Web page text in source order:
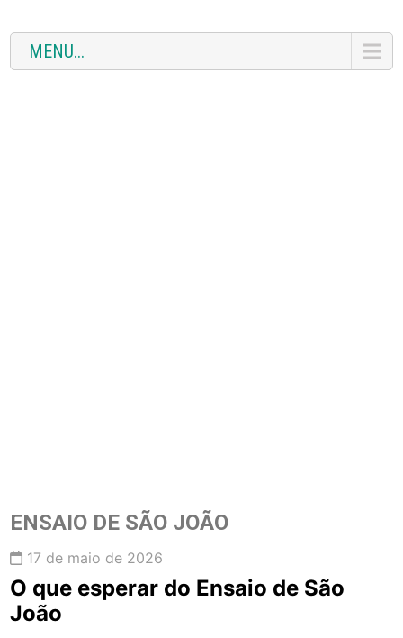
MENU...
ENSAIO DE SÃO JOÃO
17 de maio de 2026
O que esperar do Ensaio de São
João